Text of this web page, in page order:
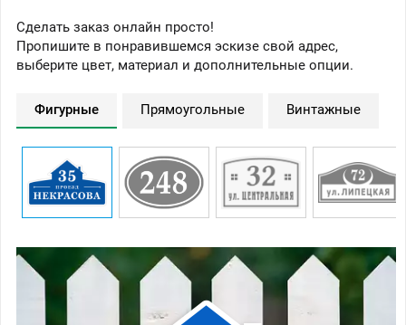
Сделать заказ онлайн просто!
Пропишите в понравившемся эскизе свой адрес,
выберите цвет, материал и дополнительные опции.
Фигурные Прямоугольные Винтажные